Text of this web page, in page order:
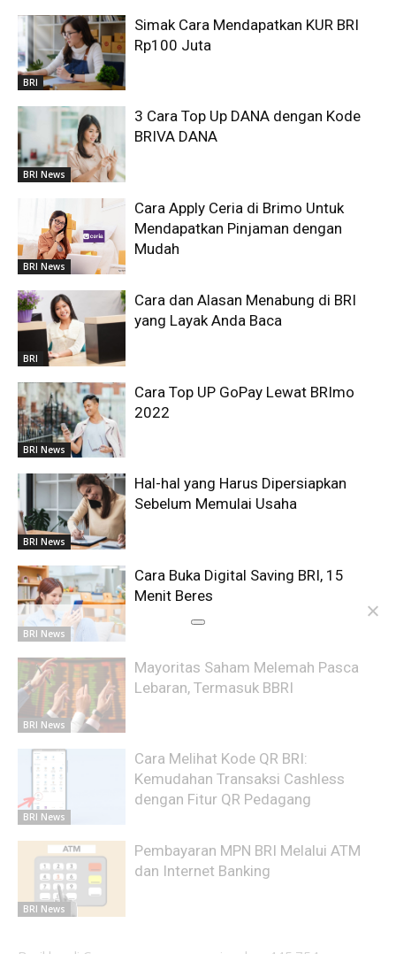
BRI
Simak Cara Mendapatkan KUR BRI
Rp100 Juta
BRI News
3 Cara Top Up DANA dengan Kode
BRIVA DANA
BRI News
Cara Apply Ceria di Brimo Untuk
Mendapatkan Pinjaman dengan
Mudah
BRI
Cara dan Alasan Menabung di BRI
yang Layak Anda Baca
BRI News
Cara Top UP GoPay Lewat BRImo
2022
BRI News
Hal-hal yang Harus Dipersiapkan
Sebelum Memulai Usaha
BRI News
Cara Buka Digital Saving BRI, 15
Menit Beres
BRI News
Mayoritas Saham Melemah Pasca
Lebaran, Termasuk BBRI
BRI News
Cara Melihat Kode QR BRI:
Kemudahan Transaksi Cashless
dengan Fitur QR Pedagang
BRI News
Pembayaran MPN BRI Melalui ATM
dan Internet Banking